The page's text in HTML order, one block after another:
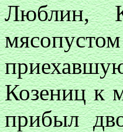
Люблин,
Козениц к
прибыл